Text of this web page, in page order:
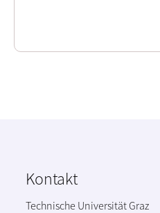
Kontakt
Technische Universität Graz